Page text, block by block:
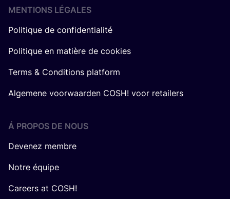
MENTIONS LÉGALES
Politique de confidentialité
Politique en matière de cookies
Terms & Conditions platform
Algemene voorwaarden COSH! voor retailers
Á PROPOS DE NOUS
Devenez membre
Notre équipe
Careers at COSH!